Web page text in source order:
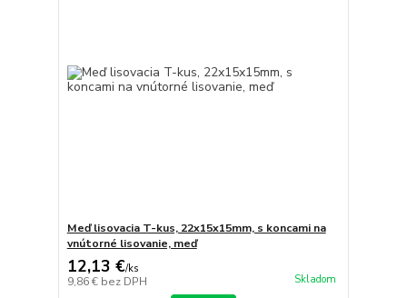
Meď lisovacia T-kus, 22x15x15mm, s koncami na
vnútorné lisovanie, meď
12,13 €/ks
9,86 € bez DPH Skladom